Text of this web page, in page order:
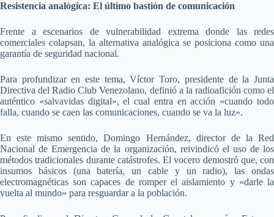
Resistencia analógica: El último bastión de comunicación
Frente a escenarios de vulnerabilidad extrema donde las redes
comerciales colapsan, la alternativa analógica se posiciona como una
garantía de seguridad nacional.
Para profundizar en este tema, Víctor Toro, presidente de la Junta
Directiva del Radio Club Venezolano, definió a la radioafición como el
auténtico «salvavidas digital», el cual entra en acción «cuando todo
falla, cuando se caen las comunicaciones, cuando se va la luz».
En este mismo sentido, Domingo Hernández, director de la Red
Nacional de Emergencia de la organización, reivindicó el uso de los
métodos tradicionales durante catástrofes. El vocero demostró que, con
insumos básicos (una batería, un cable y un radio), las ondas
electromagnéticas son capaces de romper el aislamiento y «darle la
vuelta al mundo» para resguardar a la población.